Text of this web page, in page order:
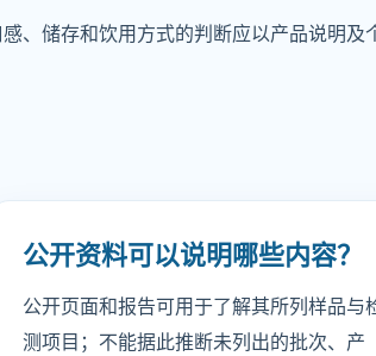
、储存和饮用方式的判断应以产品说明及
公开资料可以说明哪些内容？
公开页面和报告可用于了解其所列样品与
测项目；不能据此推断未列出的批次、产